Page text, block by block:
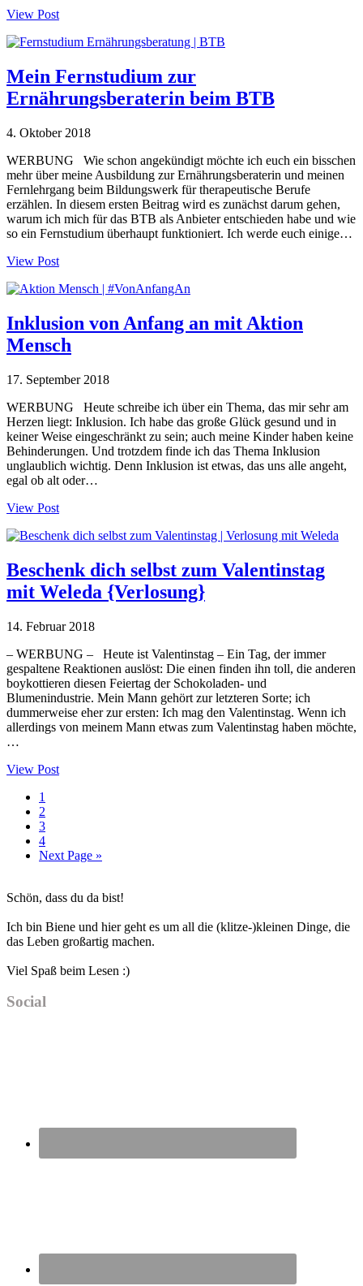
View Post
Mein Fernstudium zur
Ernährungsberaterin beim BTB
4. Oktober 2018
WERBUNG Wie schon angekündigt möchte ich euch ein bisschen
mehr über meine Ausbildung zur Ernährungsberaterin und meinen
Fernlehrgang beim Bildungswerk für therapeutische Berufe
erzählen. In diesem ersten Beitrag wird es zunächst darum gehen,
warum ich mich für das BTB als Anbieter entschieden habe und wie
so ein Fernstudium überhaupt funktioniert. Ich werde euch einige…
View Post
Inklusion von Anfang an mit Aktion
Mensch
17. September 2018
WERBUNG Heute schreibe ich über ein Thema, das mir sehr am
Herzen liegt: Inklusion. Ich habe das große Glück gesund und in
keiner Weise eingeschränkt zu sein; auch meine Kinder haben keine
Behinderungen. Und trotzdem finde ich das Thema Inklusion
unglaublich wichtig. Denn Inklusion ist etwas, das uns alle angeht,
egal ob alt oder…
View Post
Beschenk dich selbst zum Valentinstag
mit Weleda {Verlosung}
14. Februar 2018
– WERBUNG – Heute ist Valentinstag – Ein Tag, der immer
gespaltene Reaktionen auslöst: Die einen finden ihn toll, die anderen
boykottieren diesen Feiertag der Schokoladen- und
Blumenindustrie. Mein Mann gehört zur letzteren Sorte; ich
dummerweise eher zur ersten: Ich mag den Valentinstag. Wenn ich
allerdings von meinem Mann etwas zum Valentinstag haben möchte,
…
View Post
Seite
1
Seite
2
Seite
3
Seite
4
Go
Next Page »
Sidebar
Schön, dass du da bist!
Ich bin Biene und hier geht es um all die (klitze-)kleinen Dinge, die
das Leben großartig machen.
Viel Spaß beim Lesen :)
Social